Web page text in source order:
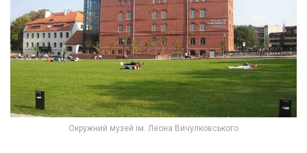
Окружний музей ім. Леона Вичулковського